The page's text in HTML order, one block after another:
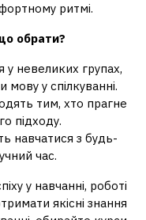
ритмі.
обрати?
у невеликих групах,
у спілкуванні.
тим, хто прагне
підходу.
навчатися з будь-
час.
у навчанні, роботі
якісні знання